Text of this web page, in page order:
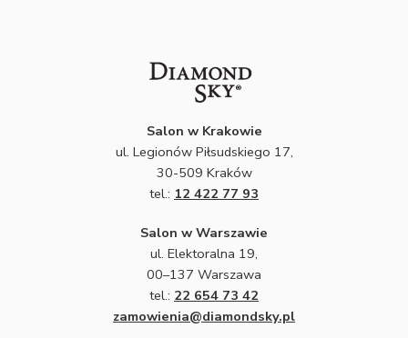
Salon w Krakowie
ul. Legionów Piłsudskiego 17,
30-509 Kraków
tel.: 12 422 77 93
Salon w Warszawie
ul. Elektoralna 19,
00–137 Warszawa
tel.: 22 654 73 42
zamowienia@diamondsky.pl